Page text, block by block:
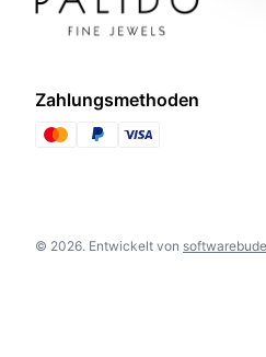
Zahlungsmethoden
© 2026. Entwickelt von